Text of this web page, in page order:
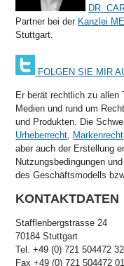
DR.
Partner bei der Kanzlei
Stuttgart.
FOLGEN SIE MIR
Er berät rechtlich zu allen
Medien und rund um
und Produkten. Die
Urheberrecht Markenrecht
aber auch der Erstellung
Nutzungsbedingungen
des Geschäftsmodells
KONTAKTDATEN
Stafflenbergstrasse 24
70184 Stuttgart
Tel. +49 (0) 721 504472 32
Fax +49 (0) 721 504472 01